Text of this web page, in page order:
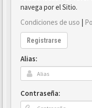
navega por el Sitio.
Condiciones de uso |
Registrarse
Alias:
Contraseña: